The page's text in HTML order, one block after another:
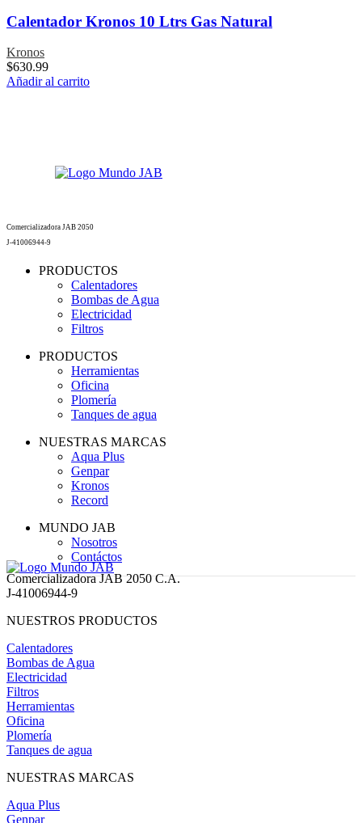
Calentador Kronos 10 Ltrs Gas Natural
Kronos
$630.99
Añadir al carrito
Comercializadora JAB 2050
J-41006944-9
PRODUCTOS
Calentadores
Bombas de Agua
Electricidad
Filtros
PRODUCTOS
Herramientas
Oficina
Plomería
Tanques de agua
NUESTRAS MARCAS
Aqua Plus
Genpar
Kronos
Record
MUNDO JAB
Nosotros
Contáctos
Comercializadora JAB 2050 C.A.
J-41006944-9
NUESTROS PRODUCTOS
Calentadores
Bombas de Agua
Electricidad
Filtros
Herramientas
Oficina
Plomería
Tanques de agua
NUESTRAS MARCAS
Aqua Plus
Genpar